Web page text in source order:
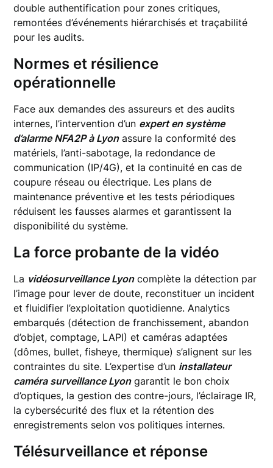
double authentification pour zones critiques,
remontées d’événements hiérarchisés et traçabilité
pour les audits.
Normes et résilience
opérationnelle
Face aux demandes des assureurs et des audits
internes, l’intervention d’un expert en système
d’alarme NFA2P à Lyonassure la conformité des
matériels, l’anti-sabotage, la redondance de
communication (IP/4G), et la continuité en cas de
coupure réseau ou électrique. Les plans de
maintenance préventive et les tests périodiques
réduisent les fausses alarmes et garantissent la
disponibilité du système.
La force probante de la vidéo
La vidéosurveillance Lyoncomplète la détection par
l’image pour lever de doute, reconstituer un incident
et fluidifier l’exploitation quotidienne. Analytics
embarqués (détection de franchissement, abandon
d’objet, comptage, LAPI) et caméras adaptées
(dômes, bullet, fisheye, thermique) s’alignent sur les
contraintes du site. L’expertise d’un installateur
caméra surveillance Lyongarantit le bon choix
d’optiques, la gestion des contre-jours, l’éclairage IR,
la cybersécurité des flux et la rétention des
enregistrements selon vos politiques internes.
Télésurveillance et réponse